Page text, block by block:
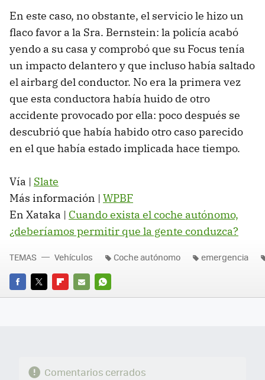
En este caso, no obstante, el servicio le hizo un
flaco favor a la Sra. Bernstein: la policía acabó
yendo a su casa y comprobó que su Focus tenía
un impacto delantero y que incluso había saltado
el airbarg del conductor. No era la primera vez
que esta conductora había huido de otro
accidente provocado por ella: poco después se
descubrió que había habido otro caso parecido
en el que había estado implicada hace tiempo.
Vía | Slate
Más información | WPBF
En Xataka | Cuando exista el coche autónomo,
¿deberíamos permitir que la gente conduzca?
FACEBOOK
TWITTERFLIPBOARD
E-
WHATSAPP
TEMAS Vehículos Coche autónomo emergencia
Comentarios cerrados